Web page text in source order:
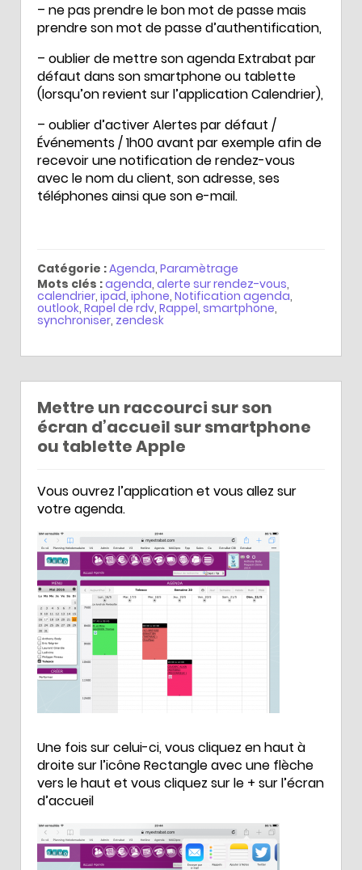
– ne pas prendre le bon mot de passe mais
prendre son mot de passe d’authentification,
– oublier de mettre son agenda Extrabat par
défaut dans son smartphone ou tablette
(lorsqu’on revient sur l’application Calendrier),
– oublier d’activer Alertes par défaut /
Événements / 1h00 avant par exemple afin de
recevoir une notification de rendez-vous
avec le nom du client, son adresse, ses
téléphones ainsi que son e-mail.
Catégorie :Agenda, Paramètrage
Mots clés :agenda, alerte sur rendez-vous,
calendrier, ipad, iphone, Notification agenda,
outlook, Rapel de rdv, Rappel, smartphone,
synchroniser, zendesk
Mettre un raccourci sur son
écran d’accueil sur smartphone
ou tablette Apple
Vous ouvrez l’application et vous allez sur
votre agenda.
Une fois sur celui-ci, vous cliquez en haut à
droite sur l’icône Rectangle avec une flèche
vers le haut et vous cliquez sur le + sur l’écran
d’accueil